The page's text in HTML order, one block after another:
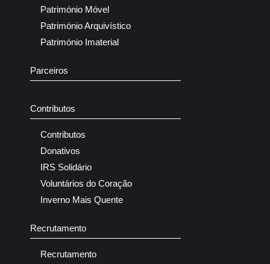
Património Móvel
Património Arquivístico
Património Imaterial
Parceiros
Contributos
Contributos
Donativos
IRS Solidário
Voluntários do Coração
Inverno Mais Quente
Recrutamento
Recrutamento